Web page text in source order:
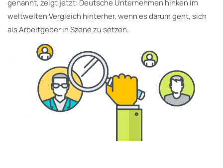
genannt, zeigt jetzt: Deutsche Unternehmen hinken im
weltweiten Vergleich hinterher, wenn es darum geht, sich
als Arbeitgeber in Szene zu setzen.